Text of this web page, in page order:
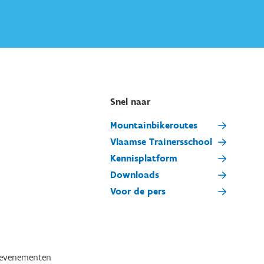
Snel naar
Mountainbikeroutes
Vlaamse Trainersschool
Kennisplatform
Downloads
Voor de pers